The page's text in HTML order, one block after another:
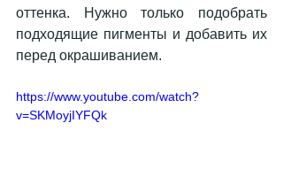
оттенка. Нужно только подобрать
подходящие пигменты и добавить их
перед окрашиванием.
https://www.youtube.com/watch?
v=SKMoyjIYFQk